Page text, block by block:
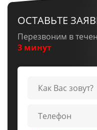
ОСТАВЬТЕ
Перезвоним в
3 минут